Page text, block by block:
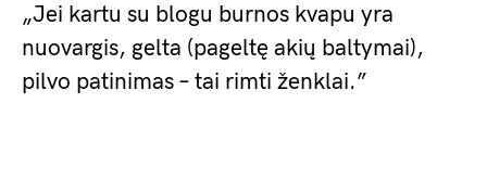
„Jei kartu su blogu burnos kvapu yra
nuovargis, gelta (pageltę akių baltymai),
pilvo patinimas – tai rimti ženklai.”